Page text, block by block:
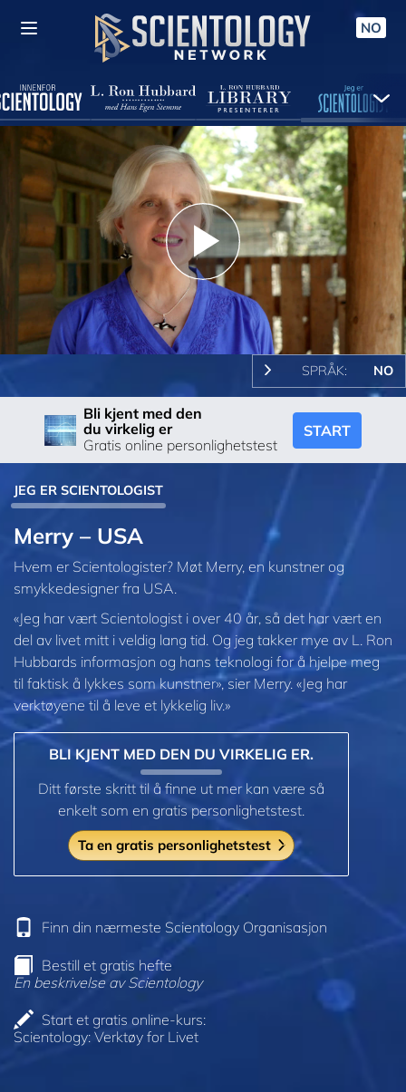
NO
Play
Video
SPRÅK: NO
Bli kjent med den
du virkelig er
Gratis online personlighetstest
START
JEG ER SCIENTOLOGIST
Merry – USA
Hvem er Scientologister? Møt Merry, en kunstner og
smykkedesigner fra USA.
«Jeg har vært Scientologist i over 40 år, så det har vært en
del av livet mitt i veldig lang tid. Og jeg takker mye av L. Ron
Hubbards informasjon og hans teknologi for å hjelpe meg
til faktisk å lykkes som kunstner», sier Merry. «Jeg har
verktøyene til å leve et lykkelig liv.»
BLI KJENT MED DEN DU VIRKELIG ER.
Ditt første skritt til å finne ut mer kan være så
enkelt som en gratis personlighetstest.
Ta en gratis personlighetstest
Finn din nærmeste Scientology Organisasjon
Bestill et gratis hefte
En beskrivelse av Scientology
Start et gratis online-kurs:
Scientology: Verktøy for Livet